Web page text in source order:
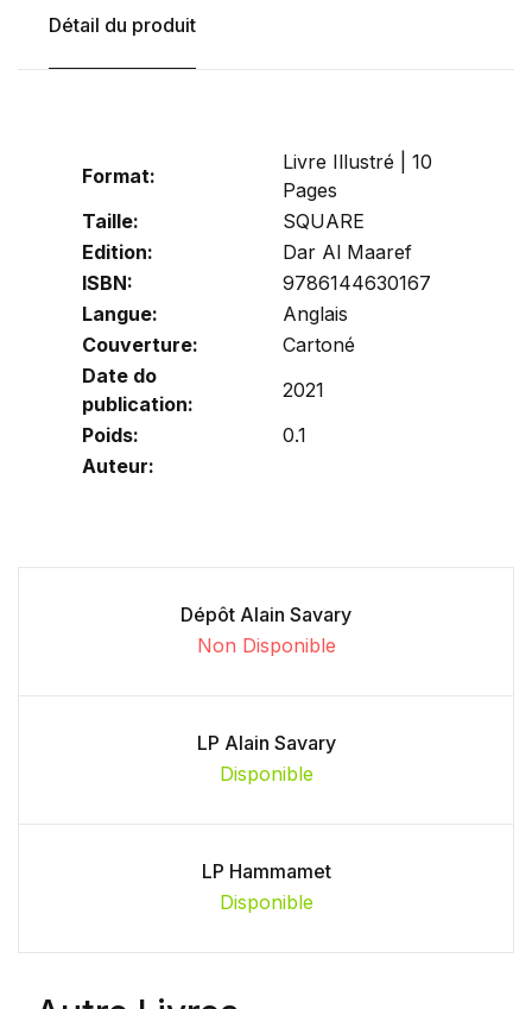
Détail du produit
Format:
Livre Illustré | 10
Pages
Taille:
SQUARE
Edition:
Dar Al Maaref
ISBN:
9786144630167
Langue:
Anglais
Couverture:
Cartoné
Date do
publication:
2021
Poids:
0.1
Auteur:
Dépôt Alain Savary
Non Disponible
LP Alain Savary
Disponible
LP Hammamet
Disponible